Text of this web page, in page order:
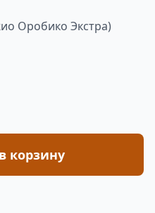
Оробико Экстра)
корзину